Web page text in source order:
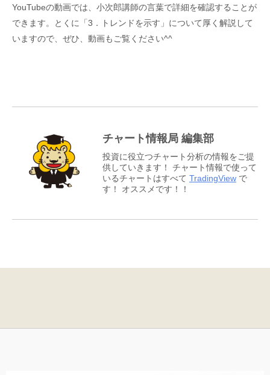
YouTubeの動画では、小次郎講師の言葉で詳細を確認することが
できます。とくに「3．トレンドを示す」について厚く解説して
いますので、ぜひ、動画もご覧ください^^
チャート情報局 編集部
投資に役立つチャート分析の情報をご提
供していきます！ チャート情報で使って
いるチャートはすべて TradingView で
す！ オススメです！！